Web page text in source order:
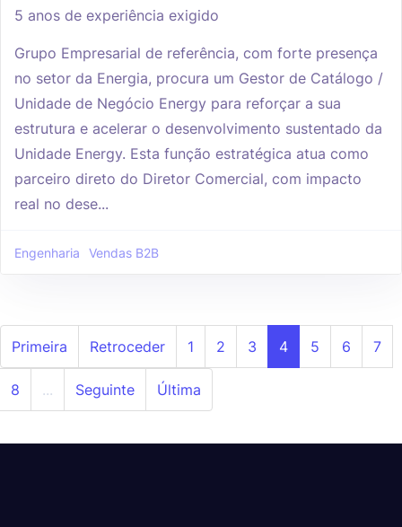
5 anos de experiência exigido
Grupo Empresarial de referência, com forte presença
no setor da Energia, procura um Gestor de Catálogo /
Unidade de Negócio Energy para reforçar a sua
estrutura e acelerar o desenvolvimento sustentado da
Unidade Energy. Esta função estratégica atua como
parceiro direto do Diretor Comercial, com impacto
real no dese...
Engenharia Vendas B2B
Primeira Retroceder 1 2 3 4 5 6 7
8 ... Seguinte Última